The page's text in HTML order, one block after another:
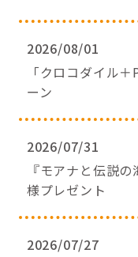
2026/08/01
「クロコダイル
ーン
2026/07/31
『モアナと伝説
様プレゼント
2026/07/27